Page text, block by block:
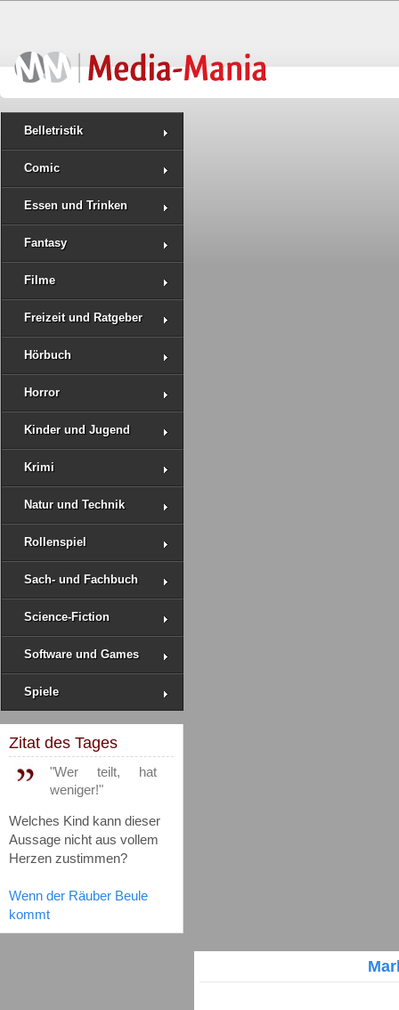
Belletristik
Comic
Essen und Trinken
Fantasy
Filme
Freizeit und Ratgeber
Hörbuch
Horror
Kinder und Jugend
Krimi
Natur und Technik
Rollenspiel
Sach- und Fachbuch
Science-Fiction
Software und Games
Spiele
Zitat des Tages
"Wer teilt, hat
weniger!"
Welches Kind kann dieser
Aussage nicht aus vollem
Herzen zustimmen?
Wenn der Räuber Beule
kommt